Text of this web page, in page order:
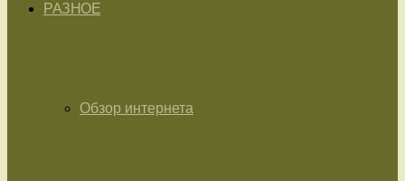
РАЗНОЕ
Обзор интернета